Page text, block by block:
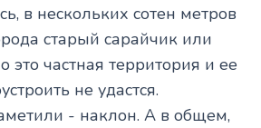
в нескольких сотен метров
старый сарайчик или
это частная территория и ее
не удастся.
- наклон. А в общем,